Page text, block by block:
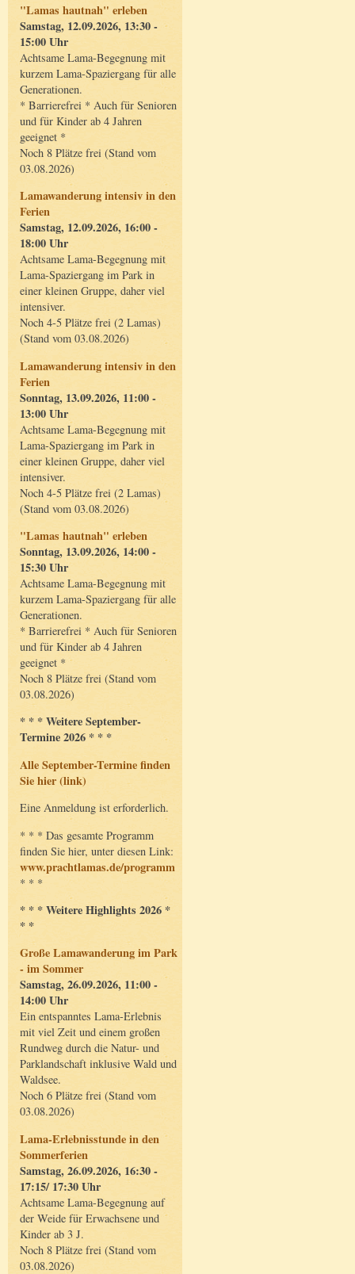
"Lamas hautnah" erleben
Samstag, 12.09.2026, 13:30 -
15:00 Uhr
Achtsame Lama-Begegnung mit
kurzem Lama-Spaziergang für alle
Generationen.
* Barrierefrei * Auch für Senioren
und für Kinder ab 4 Jahren
geeignet *
Noch 8 Plätze frei (Stand vom
03.08.2026)
Lamawanderung intensiv in den
Ferien
Samstag, 12.09.2026, 16:00 -
18:00 Uhr
Achtsame Lama-Begegnung mit
Lama-Spaziergang im Park in
einer kleinen Gruppe, daher viel
intensiver.
Noch 4-5 Plätze frei (2 Lamas)
(Stand vom 03.08.2026)
Lamawanderung intensiv in den
Ferien
Sonntag, 13.09.2026, 11:00 -
13:00 Uhr
Achtsame Lama-Begegnung mit
Lama-Spaziergang im Park in
einer kleinen Gruppe, daher viel
intensiver.
Noch 4-5 Plätze frei (2 Lamas)
(Stand vom 03.08.2026)
"Lamas hautnah" erleben
Sonntag, 13.09.2026, 14:00 -
15:30 Uhr
Achtsame Lama-Begegnung mit
kurzem Lama-Spaziergang für alle
Generationen.
* Barrierefrei * Auch für Senioren
und für Kinder ab 4 Jahren
geeignet *
Noch 8 Plätze frei (Stand vom
03.08.2026)
* * * Weitere September-
Termine 2026 * * *
Alle September-Termine finden
Sie hier (link)
Eine Anmeldung ist erforderlich.
* * * Das gesamte Programm
finden Sie hier, unter diesen Link:
www.prachtlamas.de/programm
* * *
* * * Weitere Highlights 2026 *
* *
Große Lamawanderung im Park
- im Sommer
Samstag, 26.09.2026, 11:00 -
14:00 Uhr
Ein entspanntes Lama-Erlebnis
mit viel Zeit und einem großen
Rundweg durch die Natur- und
Parklandschaft inklusive Wald und
Waldsee.
Noch 6 Plätze frei (Stand vom
03.08.2026)
Lama-Erlebnisstunde in den
Sommerferien
Samstag, 26.09.2026, 16:30 -
17:15/ 17:30 Uhr
Achtsame Lama-Begegnung auf
der Weide für Erwachsene und
Kinder ab 3 J.
Noch 8 Plätze frei (Stand vom
03.08.2026)